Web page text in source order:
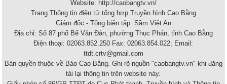
Website: http://caobangtv.vn/
Trang Thông tin điện tử tổng hợp Truyền hình Cao Bằng
Giám đốc - Tổng biên tập: Sầm Việt An
Địa chỉ: Số 87 phố Bế Văn Đàn, phường Thục Phán, tỉnh Cao Bằng
Điện thoại: 02063.852.250 Fax: 02063.854.022; Email:
ttdt.crtv@gmail.com
Bản quyền thuộc về Báo Cao Bằng. Ghi rõ nguồn "caobangtv.vn" khi đăng
tải lại thông tin trên website này.